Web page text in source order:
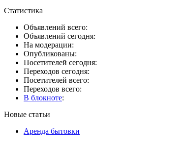
Статистика
Объявлений всего:
Объявлений сегодня:
На модерации:
Опубликованы:
Посетителей сегодня:
Переходов сегодня:
Посетителей всего:
Переходов всего:
В блокноте:
Новые статьи
Аренда бытовки